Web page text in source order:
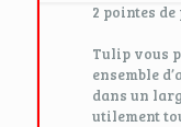
2 pointes
Tulip vous
ensemble
dans un
utilement